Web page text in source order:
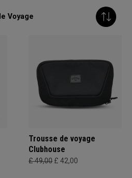
Voyage
Trousse de voyage
Clubhouse
£ 49,00 £ 42,00